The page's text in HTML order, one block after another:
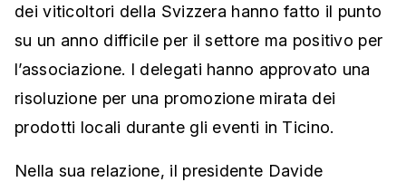
dei viticoltori della Svizzera hanno fatto il punto
su un anno difficile per il settore ma positivo per
l’associazione. I delegati hanno approvato una
risoluzione per una promozione mirata dei
prodotti locali durante gli eventi in Ticino.
Nella sua relazione, il presidente Davide